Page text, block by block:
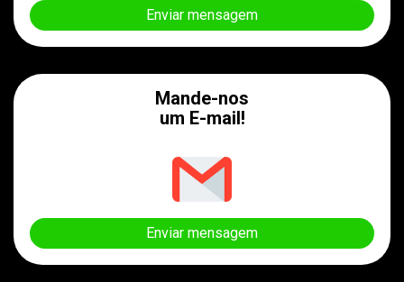
Enviar mensagem
Mande-nos
um E-mail!
Enviar mensagem